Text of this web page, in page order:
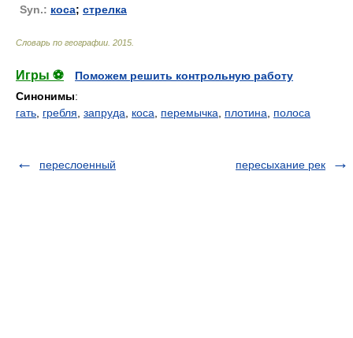
Syn.: коса; стрелка
Словарь по географии 2015
Игры ⚽
Поможем решить контрольную работу
Синонимы:
гать гребля запруда коса перемычка плотина полоса
переслоенный пересыхание рек